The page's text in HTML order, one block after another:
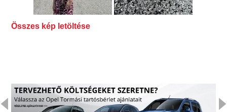
Összes kép letöltése